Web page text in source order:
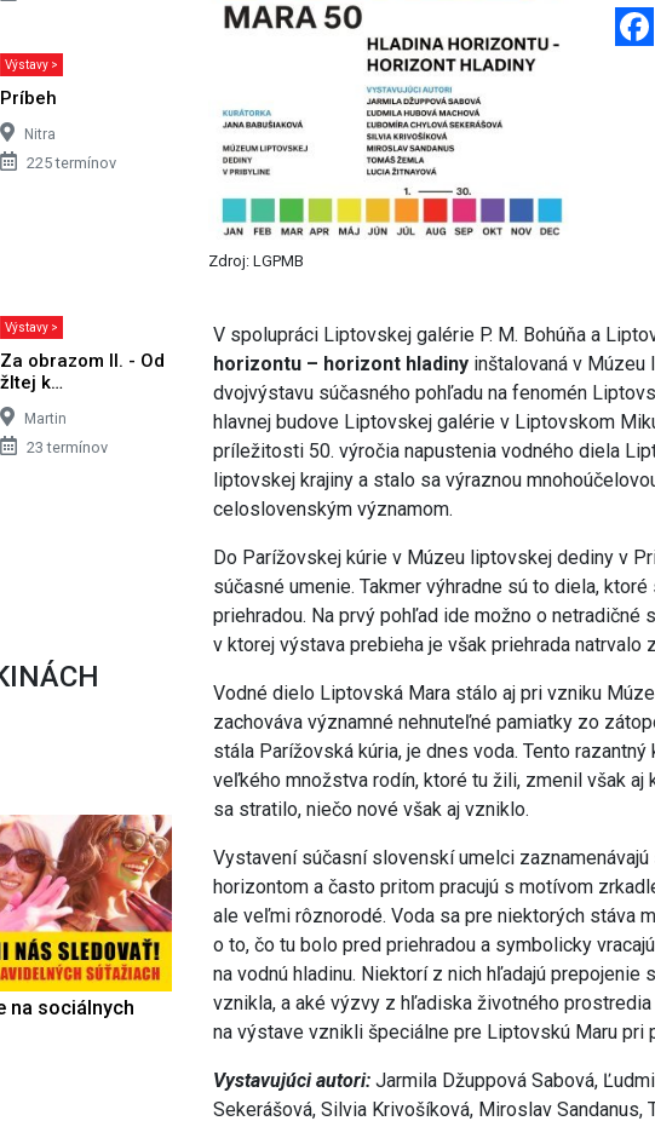
Výstavy >
Príbeh
Nitra
225 termínov
Výstavy >
Za obrazom II. - Od
žltej k…
Martin
23 termínov
na sociálnych
Zdroj: LGPMB
V spolupráci Liptovskej galérie P. M. Bohúňa a
horizontu – horizont hladiny inštalovaná v
dvojvýstavu súčasného pohľadu na fenomén
hlavnej budove Liptovskej galérie v Liptovskom
príležitosti 50. výročia napustenia vodného diela
liptovskej krajiny a stalo sa výraznou
celoslovenským významom.
Do Parížovskej kúrie v Múzeu liptovskej dediny v
súčasné umenie. Takmer výhradne sú to diela,
priehradou. Na prvý pohľad ide možno o netradičné
v ktorej výstava prebieha je však priehrada natrvalo
Vodné dielo Liptovská Mara stálo aj pri vzniku
zachováva významné nehnuteľné pamiatky zo
stála Parížovská kúria, je dnes voda. Tento
veľkého množstva rodín, ktoré tu žili, zmenil však aj
sa stratilo, niečo nové však aj vzniklo.
Vystavení súčasní slovenskí umelci
horizontom a často pritom pracujú s motívom
ale veľmi rôznorodé. Voda sa pre niektorých stáva
o to, čo tu bolo pred priehradou a symbolicky
na vodnú hladinu. Niektorí z nich hľadajú prepojenie
vznikla, a aké výzvy z hľadiska životného
na výstave vznikli špeciálne pre Liptovskú Maru pri
Vystavujúci autori:Jarmila Džuppová Sabová,
Sekerášová, Silvia Krivošíková, Miroslav Sandanus,